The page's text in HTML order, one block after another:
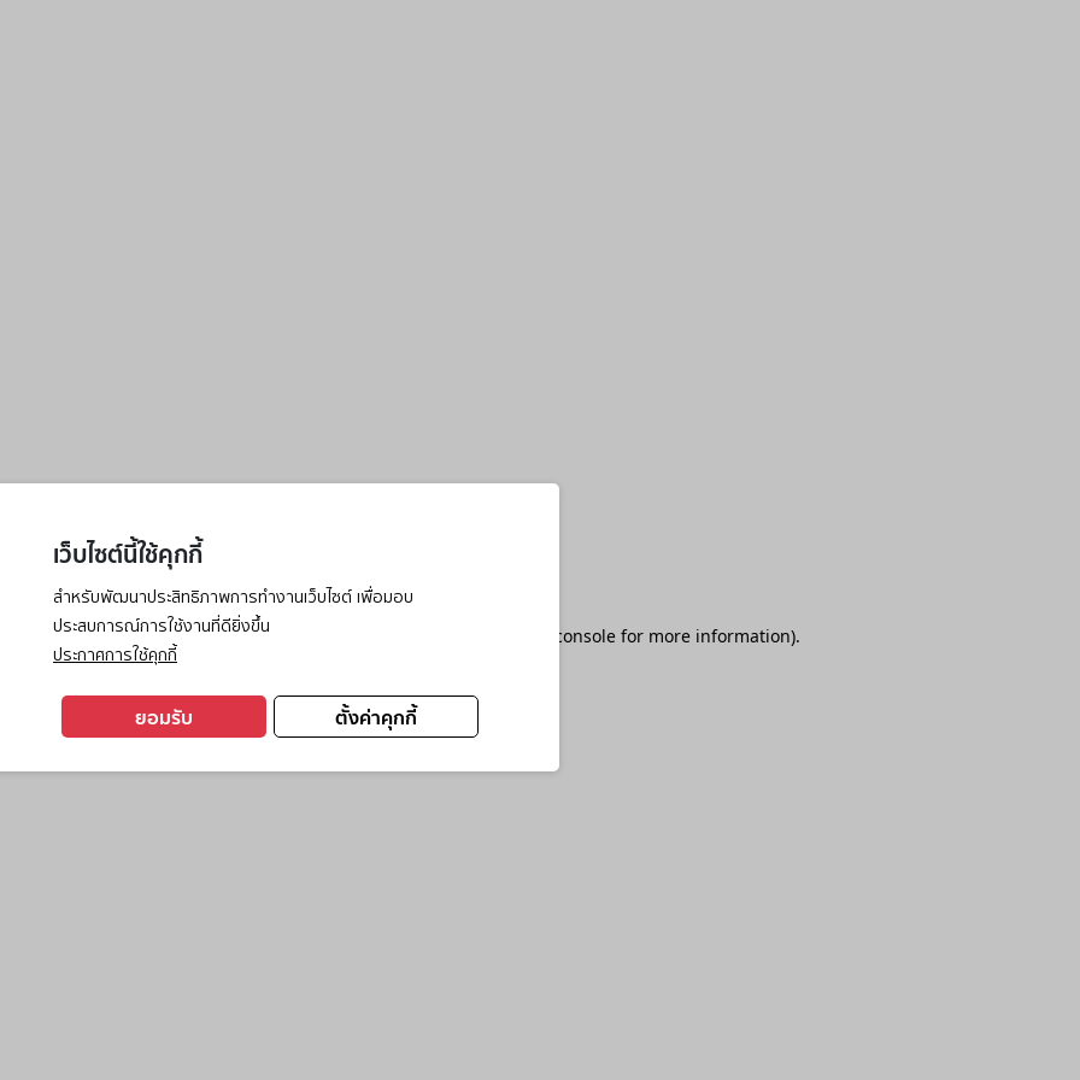
เว็บไซต์นี้ใช้คุกกี้
สำหรับพัฒนาประสิทธิภาพการทำงานเว็บไซต์ เพื่อมอบ
ประสบการณ์การใช้งานที่ดียิ่งขึ้น
ประกาศการใช้คุกกี้
ตั้งค่าคุกกี้
ยอมรับ
has occurred while loading browser console for more information).